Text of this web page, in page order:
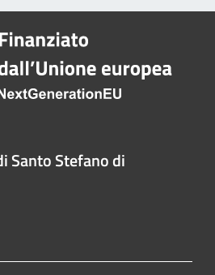
Santo Stefano di